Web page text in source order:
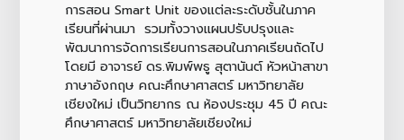
การสอน Smart Unit ของแต่ละระดับชั้นในภาค
เรียนที่ผ่านมา รวมทั้งวางแผนปรับปรุงและ
พัฒนาการจัดการเรียนการสอนในภาคเรียนถัดไป
โดยมี อาจารย์ ดร.พิมพ์พธู สุตานันต์ หัวหน้าสาขา
ภาษาอังกฤษ คณะศึกษาศาสตร์ มหาวิทยาลัย
เชียงใหม่ เป็นวิทยากร ณ ห้องประชุม 45 ปี คณะ
ศึกษาศาสตร์ มหาวิทยาลัยเชียงใหม่